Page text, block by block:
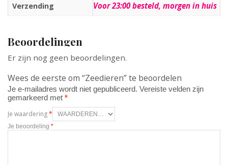
Verzending Voor 23:00 besteld, morgen in huis
Beoordelingen
Er zijn nog geen beoordelingen.
Wees de eerste om “Zeedieren” te beoordelen
Je e-mailadres wordt niet gepubliceerd. Vereiste velden zijn
gemarkeerd met *
Je waardering*
Je beoordeling *